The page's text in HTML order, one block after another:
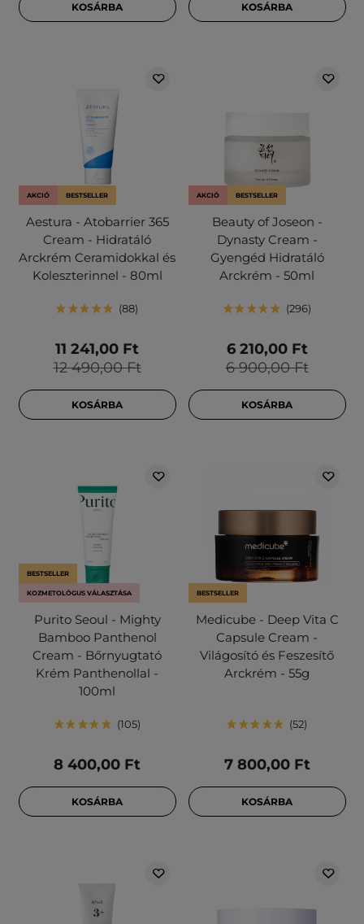
KOSÁRBA KOSÁRBA
AKCIÓ BESTSELLER
Aestura - Atobarrier 365
Cream - Hidratáló
Arckrém Ceramidokkal és
Koleszterinnel - 80ml
88
12 490,00 Ft
11 241,00 Ft
KOSÁRBA
AKCIÓ BESTSELLER
Beauty of Joseon -
Dynasty Cream -
Gyengéd Hidratáló
Arckrém - 50ml
296
6 900,00 Ft
6 210,00 Ft
KOSÁRBA
BESTSELLER
KOZMETOLÓGUS VÁLASZTÁSA
Purito Seoul - Mighty
Bamboo Panthenol
Cream - Bőrnyugtató
Krém Panthenollal -
100ml
105
8 400,00 Ft
KOSÁRBA
BESTSELLER
Medicube - Deep Vita C
Capsule Cream -
Világosító és Feszesítő
Arckrém - 55g
52
7 800,00 Ft
KOSÁRBA